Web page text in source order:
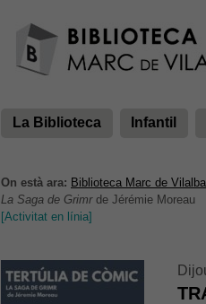
La Biblioteca Infantil
On està ara: Biblioteca Marc de Vilalba
La Saga de Grimr de Jérémie Moreau
[Activitat en línia]